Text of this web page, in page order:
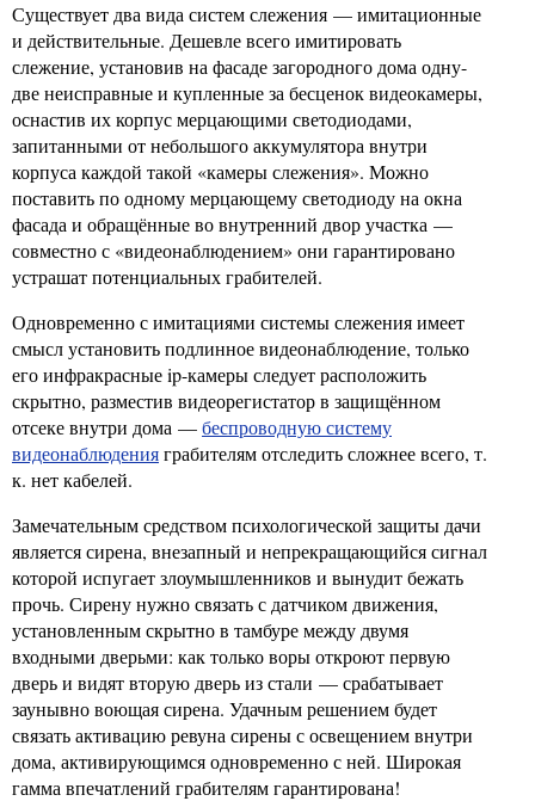
Существует два вида систем слежения — имитационные
и действительные. Дешевле всего имитировать
слежение, установив на фасаде загородного дома одну-
две неисправные и купленные за бесценок видеокамеры,
оснастив их корпус мерцающими светодиодами,
запитанными от небольшого аккумулятора внутри
корпуса каждой такой «камеры слежения». Можно
поставить по одному мерцающему светодиоду на окна
фасада и обращённые во внутренний двор участка —
совместно с «видеонаблюдением» они гарантировано
устрашат потенциальных грабителей.
Одновременно с имитациями системы слежения имеет
смысл установить подлинное видеонаблюдение, только
его инфракрасные ip-камеры следует расположить
скрытно, разместив видеорегистатор в защищённом
отсеке внутри дома —беспроводную систему
видеонаблюденияграбителям отследить сложнее всего, т.
к. нет кабелей.
Замечательным средством психологической защиты дачи
является сирена, внезапный и непрекращающийся сигнал
которой испугает злоумышленников и вынудит бежать
прочь. Сирену нужно связать с датчиком движения,
установленным скрытно в тамбуре между двумя
входными дверьми: как только воры откроют первую
дверь и видят вторую дверь из стали — срабатывает
заунывно воющая сирена. Удачным решением будет
связать активацию ревуна сирены с освещением внутри
дома, активирующимся одновременно с ней. Широкая
гамма впечатлений грабителям гарантирована!